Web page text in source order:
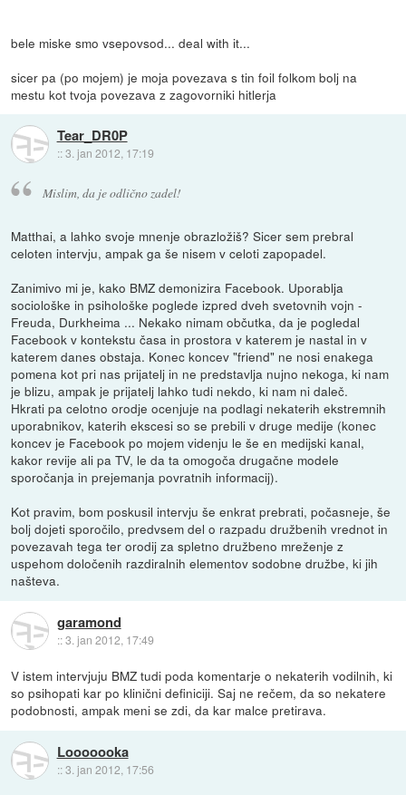
bele miske smo vsepovsod... deal with it...
sicer pa (po mojem) je moja povezava s tin foil folkom bolj na
mestu kot tvoja povezava z zagovorniki hitlerja
Tear_DR0P
::3. jan 2012, 17:19
Mislim, da je odlično zadel!
Matthai, a lahko svoje mnenje obrazložiš? Sicer sem prebral
celoten intervju, ampak ga še nisem v celoti zapopadel.
Zanimivo mi je, kako BMZ demonizira Facebook. Uporablja
sociološke in psihološke poglede izpred dveh svetovnih vojn -
Freuda, Durkheima ... Nekako nimam občutka, da je pogledal
Facebook v kontekstu časa in prostora v katerem je nastal in v
katerem danes obstaja. Konec koncev "friend" ne nosi enakega
pomena kot pri nas prijatelj in ne predstavlja nujno nekoga, ki nam
je blizu, ampak je prijatelj lahko tudi nekdo, ki nam ni daleč.
Hkrati pa celotno orodje ocenjuje na podlagi nekaterih ekstremnih
uporabnikov, katerih ekscesi so se prebili v druge medije (konec
koncev je Facebook po mojem videnju le še en medijski kanal,
kakor revije ali pa TV, le da ta omogoča drugačne modele
sporočanja in prejemanja povratnih informacij).
Kot pravim, bom poskusil intervju še enkrat prebrati, počasneje, še
bolj dojeti sporočilo, predvsem del o razpadu družbenih vrednot in
povezavah tega ter orodij za spletno družbeno mreženje z
uspehom določenih razdiralnih elementov sodobne družbe, ki jih
našteva.
garamond
::3. jan 2012, 17:49
V istem intervjuju BMZ tudi poda komentarje o nekaterih vodilnih, ki
so psihopati kar po klinični definiciji. Saj ne rečem, da so nekatere
podobnosti, ampak meni se zdi, da kar malce pretirava.
Looooooka
::3. jan 2012, 17:56